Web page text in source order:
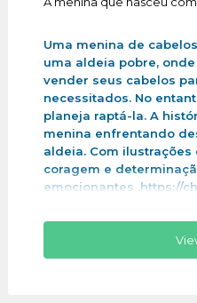
Uma menina de
uma aldeia pobre,
vender seus cabelos
necessitados. No
planeja raptá-la. A
menina enfrentando
aldeia. Com
coragem e
emocionantes .https://